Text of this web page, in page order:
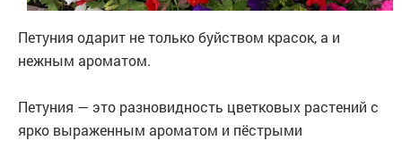
Петуния одарит не только буйством красок, а и
нежным ароматом.
Петуния — это разновидность цветковых растений с
ярко выраженным ароматом и пёстрыми